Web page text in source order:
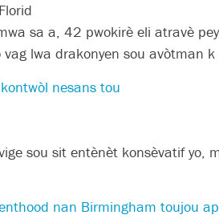
sa a, 42 pwokirè eli atravè
lwa drakonyen sou avòtman
nesans tou
sou sit entènèt konsèvatif yo,
nan Birmingham toujou